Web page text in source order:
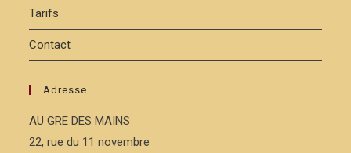
Tarifs
Contact
Adresse
AU GRE DES MAINS
22, rue du 11 novembre